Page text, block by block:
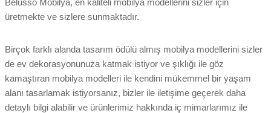
Belusso Mobilya, en kaliteli mobilya modellerini sizler için
üretmekte ve sizlere sunmaktadır.
Birçok farklı alanda tasarım ödülü almış mobilya modellerini sizler
de ev dekorasyonunuza katmak istiyor ve şıklığı ile göz
kamaştıran mobilya modelleri ile kendini mükemmel bir yaşam
alanı tasarlamak istiyorsanız, bizler ile iletişime geçerek daha
detaylı bilgi alabilir ve ürünlerimiz hakkında iç mimarlarımız ile